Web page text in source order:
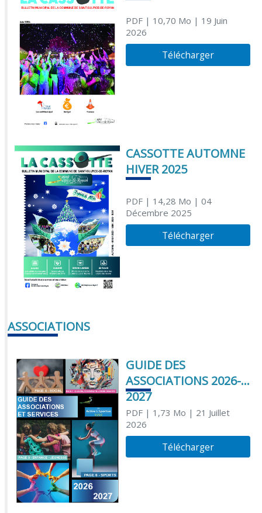
PDF| 10,70 Mo | 19 Juin
2026
Télécharger
CASSOTTE AUTOMNE
HIVER 2025
PDF| 14,28 Mo | 04
Décembre 2025
Télécharger
ASSOCIATIONS
GUIDE DES
ASSOCIATIONS 2026-
2027
PDF| 1,73 Mo | 21 Juillet
2026
Télécharger